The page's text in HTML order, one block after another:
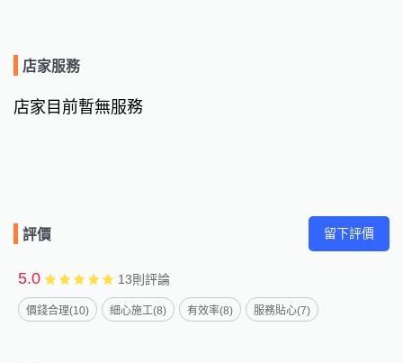
店家服務
店家目前暫無服務
評價 留下評價
5.0 13則評論
價錢合理(10) 細心施工(8) 有效率(8) 服務貼心(7)